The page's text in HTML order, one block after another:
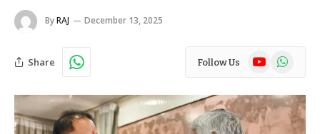
ByRAJ December 13, 2025
Share Follow Us YouTubeWhatsApp